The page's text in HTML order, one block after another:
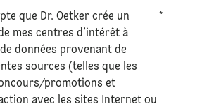
que Dr. Oetker crée un
mes centres d’intérêt à
données provenant de
sources (telles que les
promotions et
avec les sites Internet ou
*